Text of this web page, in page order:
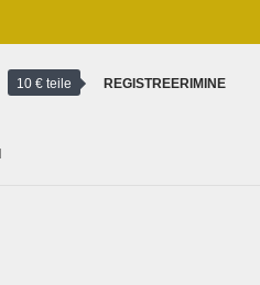
10 € teile REGISTREERIMINE